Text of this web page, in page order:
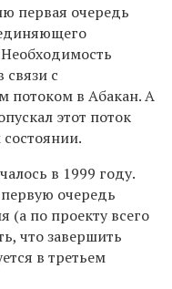
первая очередь
связи с
потоком в Абакан. А
этот поток
в 1999 году.
очередь
(а по проекту всего
что завершить
в третьем